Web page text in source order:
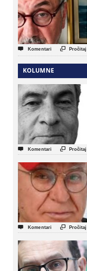
 Komentari 
KOLUMNE
 Komentari 
 Komentari 